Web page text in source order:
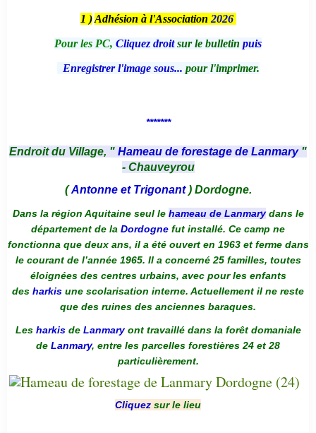
1 ) Adhésion à l'Association 2026
Pour les PC, Cliquez droitsur le bulletin puis
Enregistrer l'image sous... pour l'imprimer.
*******
Endroit du Village, " Hameau de forestage de Lanmary "
- Chauveyrou
(Antonne et Trigonant) Dordogne.
Dans la région Aquitaine seul le hameau de Lanmarydans le
département de la Dordogne fut installé. Ce camp ne
fonctionna que deux ans, il a été ouvert en 1963 et ferme dans
le courant de l’année 1965. Il a concerné 25 familles, toutes
éloignées des centres urbains, avec pour les enfants
des harkis une scolarisation interne. Actuellement il ne reste
que des ruines des anciennes baraques.
Les harkis de Lanmaryont travaillé dans la forêt domaniale
de Lanmary, entre les parcelles forestières 24 et 28
particulièrement.
Cliquez sur le lieu